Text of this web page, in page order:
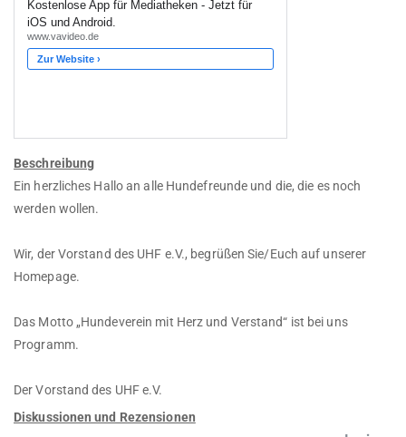
Beschreibung
Ein herzliches Hallo an alle Hundefreunde und die, die es noch
werden wollen.
Wir, der Vorstand des UHF e.V., begrüßen Sie/Euch auf unserer
Homepage.
Das Motto „Hundeverein mit Herz und Verstand“ ist bei uns
Programm.
Der Vorstand des UHF e.V.
Diskussionen und Rezensionen